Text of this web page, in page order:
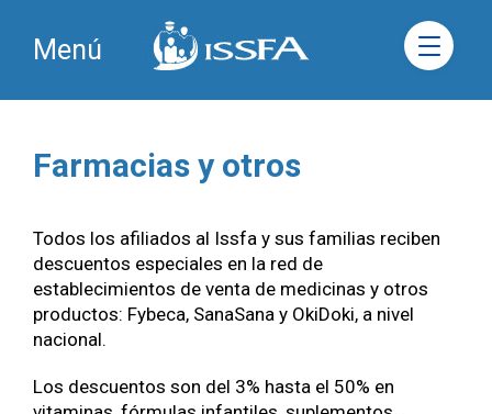
Menú
Farmacias y otros
Todos los afiliados al Issfa y sus familias reciben
descuentos especiales en la red de
establecimientos de venta de medicinas y otros
productos: Fybeca, SanaSana y OkiDoki, a nivel
nacional.
Los descuentos son del 3% hasta el 50% en